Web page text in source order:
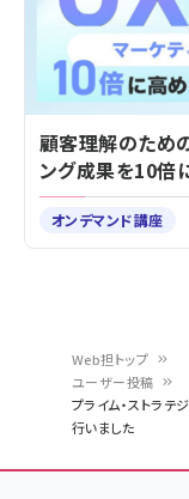
く
Web担トップ
ユーザー投稿
プライム・ストラ
行いました
顧客理解のため
ング成果を10倍
オンデマンド講座